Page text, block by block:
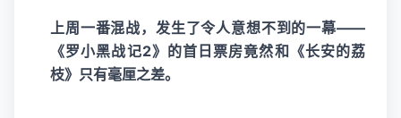
上周一番混战，发生了令人意想不到的一幕——
《罗小黑战记2》的首日票房竟然和《长安的荔
枝》只有毫厘之差。